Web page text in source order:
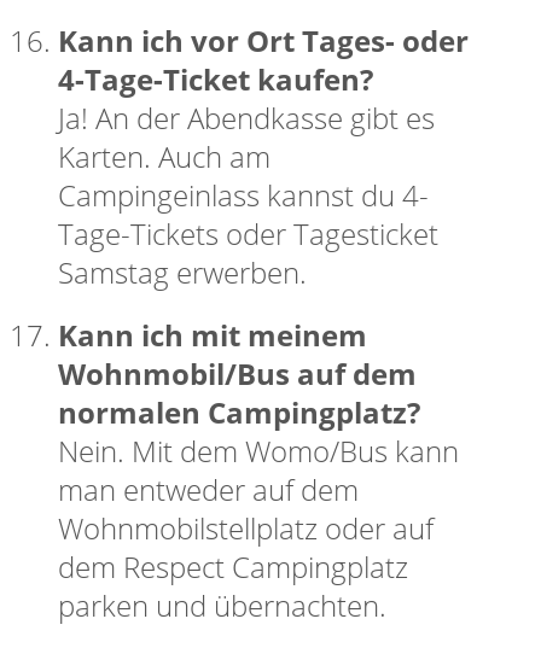
Kann ich vor Ort Tages- oder
4-Tage-Ticket kaufen?
Ja! An der Abendkasse gibt es
Karten. Auch am
Campingeinlass kannst du 4-
Tage-Tickets oder Tagesticket
Samstag erwerben.
Kann ich mit meinem
Wohnmobil/Bus auf dem
normalen Campingplatz?
Nein. Mit dem Womo/Bus kann
man entweder auf dem
Wohnmobilstellplatz oder auf
dem Respect Campingplatz
parken und übernachten.